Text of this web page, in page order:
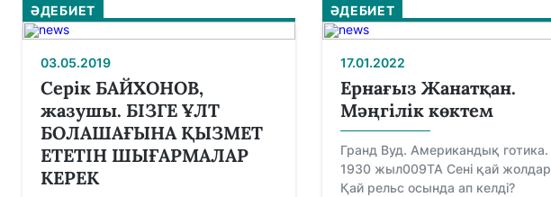
ӘДЕБИЕТ
03.05.2019
Серік БАЙХОНОВ,
жазушы. БІЗГЕ ҰЛТ
БОЛАШАҒЫНА ҚЫЗМЕТ
ЕТЕТІН ШЫҒАРМАЛАР
КЕРЕК
ӘДЕБИЕТ
17.01.2022
Ернағыз Жанатқан.
Мәңгілік көктем
Гранд Вуд. Американдық готика.
1930 жыл009ТА Сені қай жолдар
Қай рельс осында ап келді?